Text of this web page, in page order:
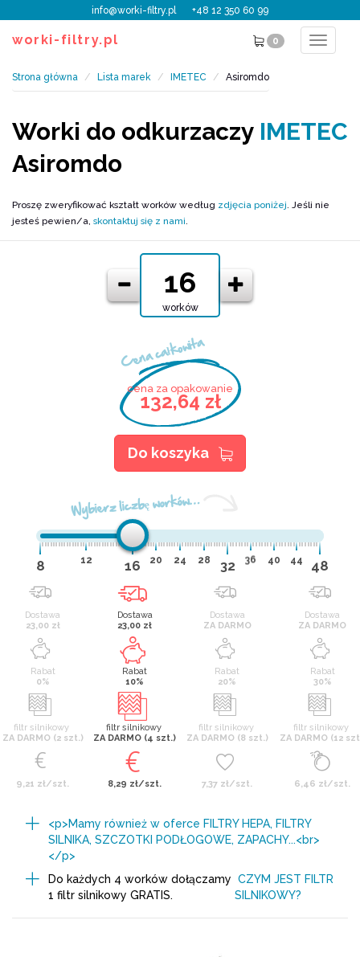
info@worki-filtry.pl +48 12 350 60 99
worki-filtry.pl 0
Toggle
Strona główna Lista marek IMETEC Asiromdo
Worki do odkurzaczy IMETEC
Asiromdo
Proszę zweryfikować kształt worków według zdjęcia poniżej. Jeśli nie
jesteś pewien/a, skontaktuj się z nami.
Wybierz liczbę worków…
8 12 16 20 24 28 32 36 40 44 48
Dostawa
23,00 zł
Rabat
0%
filtr silnikowy
ZA DARMO (2 szt.)
9,21 zł/szt.
Dostawa
23,00 zł
Rabat
10%
filtr silnikowy
ZA DARMO (4 szt.)
8,29 zł/szt.
Dostawa
ZA DARMO
Rabat
20%
filtr silnikowy
ZA DARMO (8 szt.)
7,37 zł/szt.
Dostawa
ZA DARMO
Rabat
30%
filtr silnikowy
ZA DARMO (12
6,46 zł/szt.
worków
Cena całkowita
cena za opakowanie
132,64 zł
Do koszyka
<p>Mamy również w oferce FILTRY HEPA, FILTRY
SILNIKA, SZCZOTKI PODŁOGOWE, ZAPACHY...<br>
</p>
Do każdych 4 worków dołączamy
1 filtr silnikowy GRATIS.
CZYM JEST FILTR
SILNIKOWY?